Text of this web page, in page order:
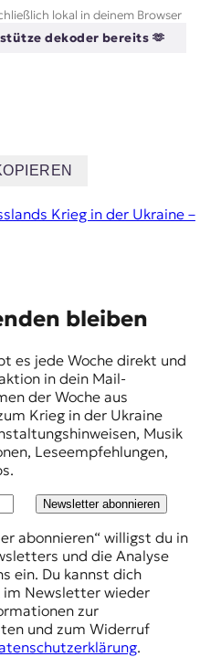
lokal in deinem Browser
dekoder bereits 🫶
Krieg in der Ukraine –
bleiben
es jede Woche direkt und
in dein Mail-
der Woche aus
Krieg in der Ukraine
Musik
Leseempfehlungen,
Newsletter abonnieren
abonnieren“ willigst du in
und die Analyse
ein. Du kannst dich
Newsletter wieder
zur
und zum Widerruf
.